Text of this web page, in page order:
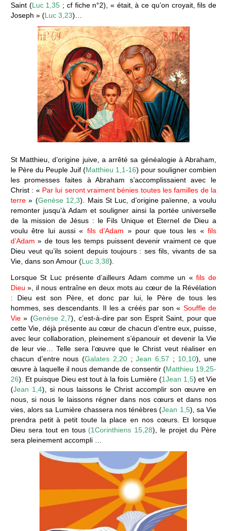
Saint (Luc 1,35 ; cf fiche n°2), « était, à ce qu’on croyait, fils de
Joseph » (Luc 3,23)…
St Matthieu, d’origine juive, a arrêté sa généalogie à Abraham,
le Père du Peuple Juif (Matthieu 1,1-16) pour souligner combien
les promesses faites à Abraham s’accomplissaient avec le
Christ : « Par lui seront vraiment bénies toutes les familles de la
terre» (Genèse 12,3). Mais St Luc, d’origine païenne, a voulu
remonter jusqu’à Adam et souligner ainsi la portée universelle
de la mission de Jésus : le Fils Unique et Eternel de Dieu a
voulu être lui aussi « fils d’Adam » pour que tous les «fils
d’Adam » de tous les temps puissent devenir vraiment ce que
Dieu veut qu’ils soient depuis toujours : ses fils, vivants de sa
Vie, dans son Amour (Luc 3,38).
Lorsque St Luc présente d’ailleurs Adam comme un «fils de
Dieu », il nous entraîne en deux mots au cœur de la Révélation
: Dieu est son Père, et donc par lui, le Père de tous les
hommes, ses descendants. Il les a créés par son « Souffle de
Vie» (Genèse 2,7), c’est-à-dire par son Esprit Saint, pour que
cette Vie, déjà présente au cœur de chacun d’entre eux, puisse,
avec leur collaboration, pleinement s’épanouir et devenir la Vie
de leur vie… Telle sera l’œuvre que le Christ veut réaliser en
chacun d’entre nous (Galates 2,20;Jean 6,57 ; 10,10), une
œuvre à laquelle il nous demande de consentir (Matthieu 19,25-
26). Et puisque Dieu est tout à la fois Lumière (1Jean 1,5) et Vie
(Jean 1,4), si nous laissons le Christ accomplir son œuvre en
nous, si nous le laissons régner dans nos cœurs et dans nos
vies, alors sa Lumière chassera nos ténèbres (Jean 1,5), sa Vie
prendra petit à petit toute la place en nos cœurs. Et lorsque
Dieu sera tout en tous (1Corinthiens 15,28), le projet du Père
sera pleinement accompli …